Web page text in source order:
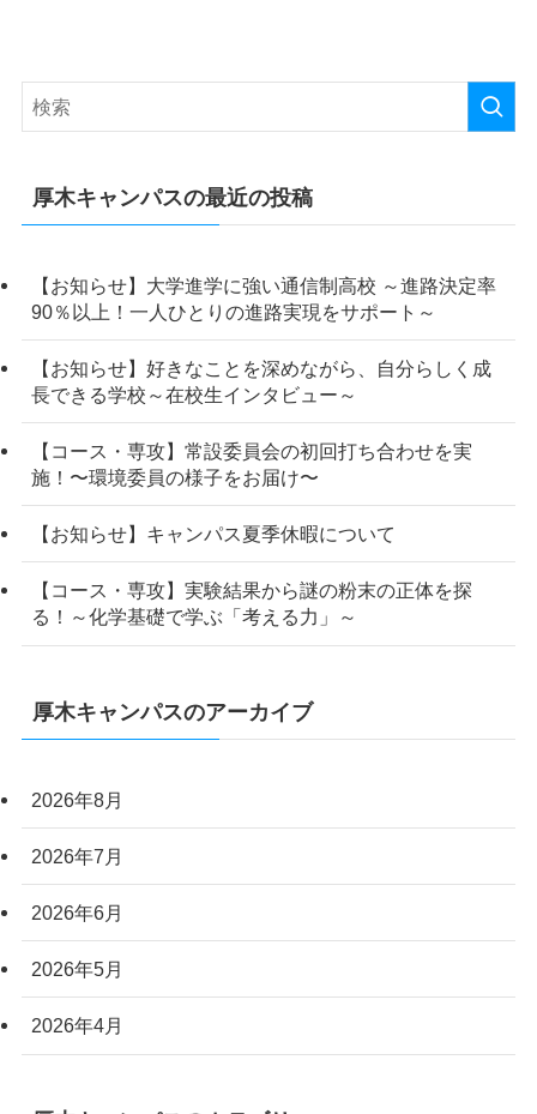
厚木キャンパスの最近の投稿
【お知らせ】大学進学に強い通信制高校 ～進路決定率
90％以上！一人ひとりの進路実現をサポート～
【お知らせ】好きなことを深めながら、自分らしく成
長できる学校～在校生インタビュー～
【コース・専攻】常設委員会の初回打ち合わせを実
施！〜環境委員の様子をお届け〜
【お知らせ】キャンパス夏季休暇について
【コース・専攻】実験結果から謎の粉末の正体を探
る！～化学基礎で学ぶ「考える力」～
厚木キャンパスのアーカイブ
2026年8月
2026年7月
2026年6月
2026年5月
2026年4月